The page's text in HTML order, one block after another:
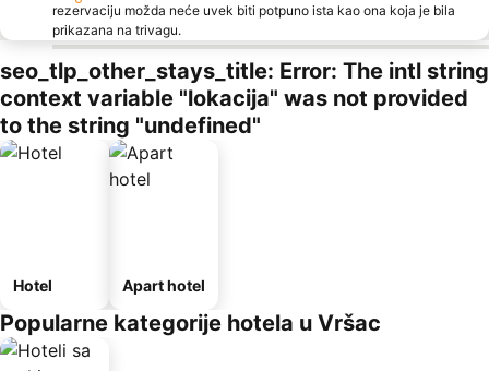
rezervaciju možda neće uvek biti potpuno ista kao ona koja je bila
prikazana na trivagu.
seo_tlp_other_stays_title: Error: The intl string
context variable "lokacija" was not provided
to the string "undefined"
Hotel Apart hotel
Popularne kategorije hotela u Vršac